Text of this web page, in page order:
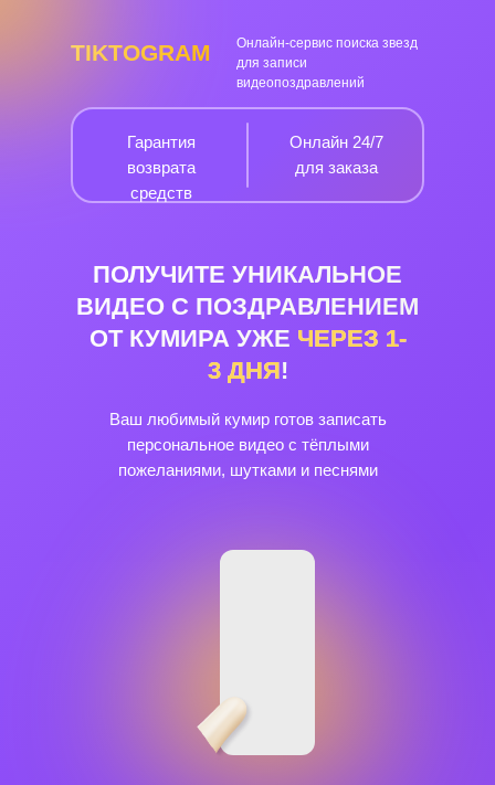
TIKTOGRAM
Ваш любимый кумир готов записать
персональное видео с тёплыми
пожеланиями, шутками и песнями
Онлайн-сервис поиска звезд
для записи
видеопоздравлений
ПОЛУЧИТЕ УНИКАЛЬНОЕ
ВИДЕО С ПОЗДРАВЛЕНИЕМ
ОТ КУМИРА УЖЕ ЧЕРЕЗ 1-
3 ДНЯ!
Онлайн 24/7
для заказа
Гарантия
возврата
средств